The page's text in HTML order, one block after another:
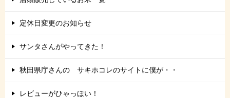
定休日変更のお知らせ
サンタさんがやってきた！
秋田県庁さんの サキホコレのサイトに僕が・・
レビューがひゃっほい！